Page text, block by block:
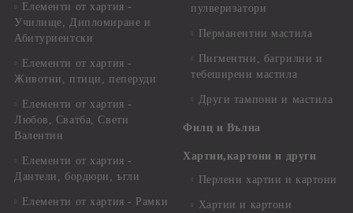
Елементи от хартия -
Училище, Дипломиране и
Абитуриентски
Елементи от хартия -
Животни, птици, пеперуди
Елементи от хартия -
Любов, Сватба, Свети
Валентин
Елементи от хартия -
Дантели, бордюри, ъгли
Елементи от хартия - Рамки
пулверизатори
Перманентни мастила
Пигментни, багрилни и
тебеширени мастила
Други тампони и мастила
Филц и Вълна
Хартии,картони и други
Перлени хартии и картони
Хартии и картони